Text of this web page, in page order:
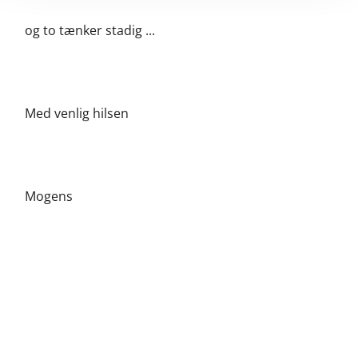
og to tænker stadig ...
Med venlig hilsen
Mogens